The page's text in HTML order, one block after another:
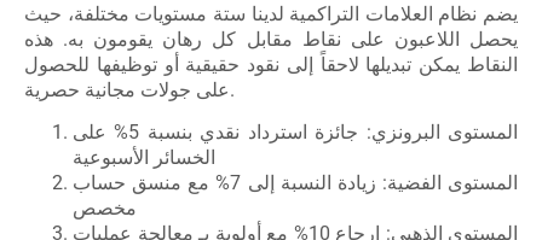
يضم نظام العلامات التراكمية لدينا ستة مستويات مختلفة، حيث
يحصل اللاعبون على نقاط مقابل كل رهان يقومون به. هذه
النقاط يمكن تبديلها لاحقاً إلى نقود حقيقية أو توظيفها للحصول
على جولات مجانية حصرية.
المستوى البرونزي: جائزة استرداد نقدي بنسبة 5% على
الخسائر الأسبوعية
المستوى الفضية: زيادة النسبة إلى 7% مع منسق حساب
مخصص
المستوى الذهبي: إرجاع 10% مع أولوية بـ معالجة عمليات